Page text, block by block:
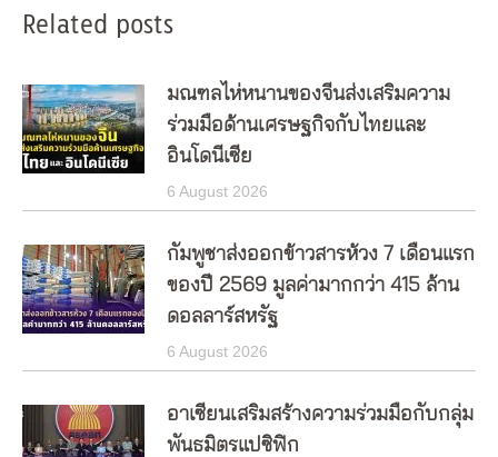
Related posts
มณฑลไห่หนานของจีนส่งเสริมความ
ร่วมมือด้านเศรษฐกิจกับไทยและ
อินโดนีเซีย
6 August 2026
กัมพูชาส่งออกข้าวสารห้วง 7 เดือนแรก
ของปี 2569 มูลค่ามากกว่า 415 ล้าน
ดอลลาร์สหรัฐ
6 August 2026
อาเซียนเสริมสร้างความร่วมมือกับกลุ่ม
พันธมิตรแปซิฟิก